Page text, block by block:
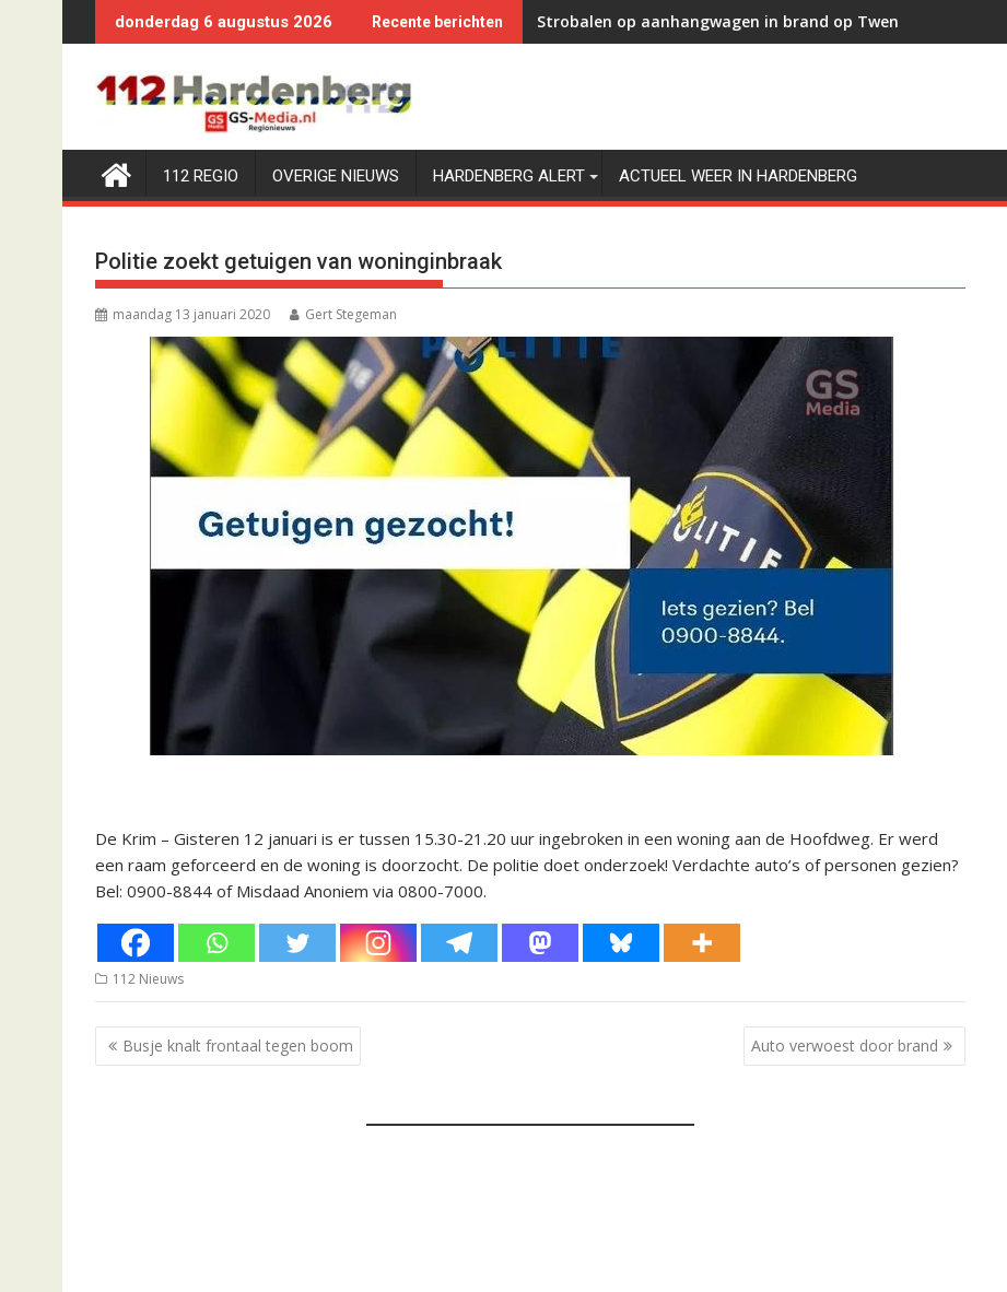
naar
inhoud
donderdag 6 augustus 2026 Recente berichten Strobalen op aanhangwagen in brand op Twenteweg in
112 REGIO OVERIGE NIEUWS HARDENBERG ALERT ACTUEEL WEER IN HARDENBERG
Politie zoekt getuigen van woninginbraak
maandag 13 januari 2020 Gert Stegeman
De Krim – Gisteren 12 januari is er tussen 15.30-21.20 uur ingebroken in een woning aan de Hoofdweg. Er werd
een raam geforceerd en de woning is doorzocht. De politie doet onderzoek! Verdachte auto’s of personen gezien?
Bel: 0900-8844 of Misdaad Anoniem via 0800-7000.
112 Nieuws
Bericht
navigatie
Busje knalt frontaal tegen boom Auto verwoest door brand